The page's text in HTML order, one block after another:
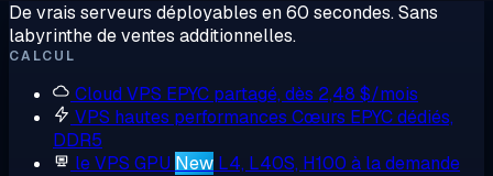
De vrais serveurs déployables en 60 secondes. Sans
labyrinthe de ventes additionnelles.
CALCUL
Cloud VPS EPYC partagé, dès 2,48 $/mois
VPS hautes performances Cœurs EPYC dédiés,
DDR5
le VPS GPU New L4, L40S, H100 à la demande